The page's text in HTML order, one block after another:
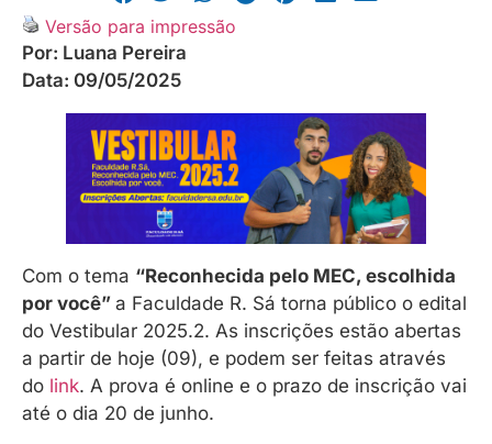
Versão para impressão
Por: Luana Pereira
Data: 09/05/2025
Com o tema “Reconhecida pelo MEC, escolhida
por você” a Faculdade R. Sá torna público o edital
do Vestibular 2025.2. As inscrições estão abertas
a partir de hoje (09), e podem ser feitas através
do link. A prova é online e o prazo de inscrição vai
até o dia 20 de junho.